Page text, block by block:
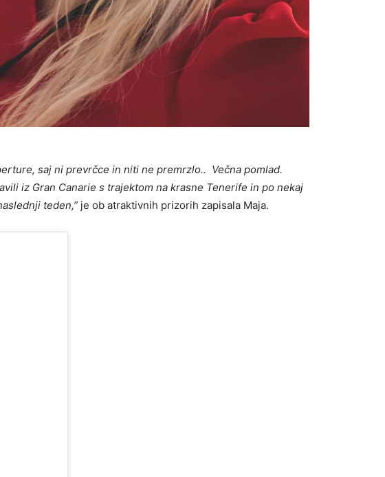
saj ni prevrčce in niti ne premrzlo.. Večna pomlad.
iz Gran Canarie s trajektom na krasne Tenerife in po nekaj
teden,” je ob atraktivnih prizorih zapisala Maja.